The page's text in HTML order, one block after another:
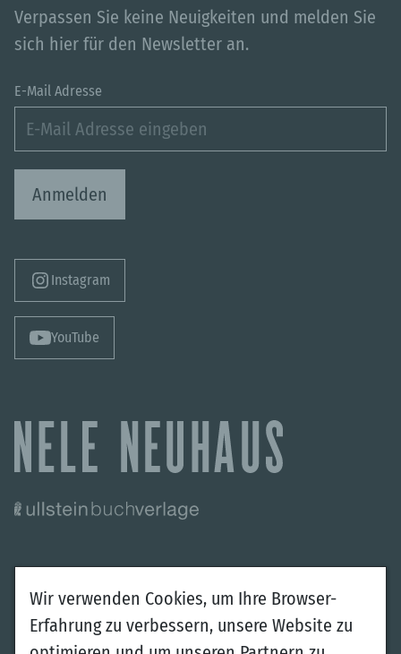
Verpassen Sie keine Neuigkeiten und melden Sie
sich hier für den Newsletter an.
E-Mail Adresse
Anmelden
Instagram
YouTube
Über mich
Veranstaltungen
Romane
Wir verwenden Cookies, um Ihre Browser-
Erfahrung zu verbessern, unsere Website zu